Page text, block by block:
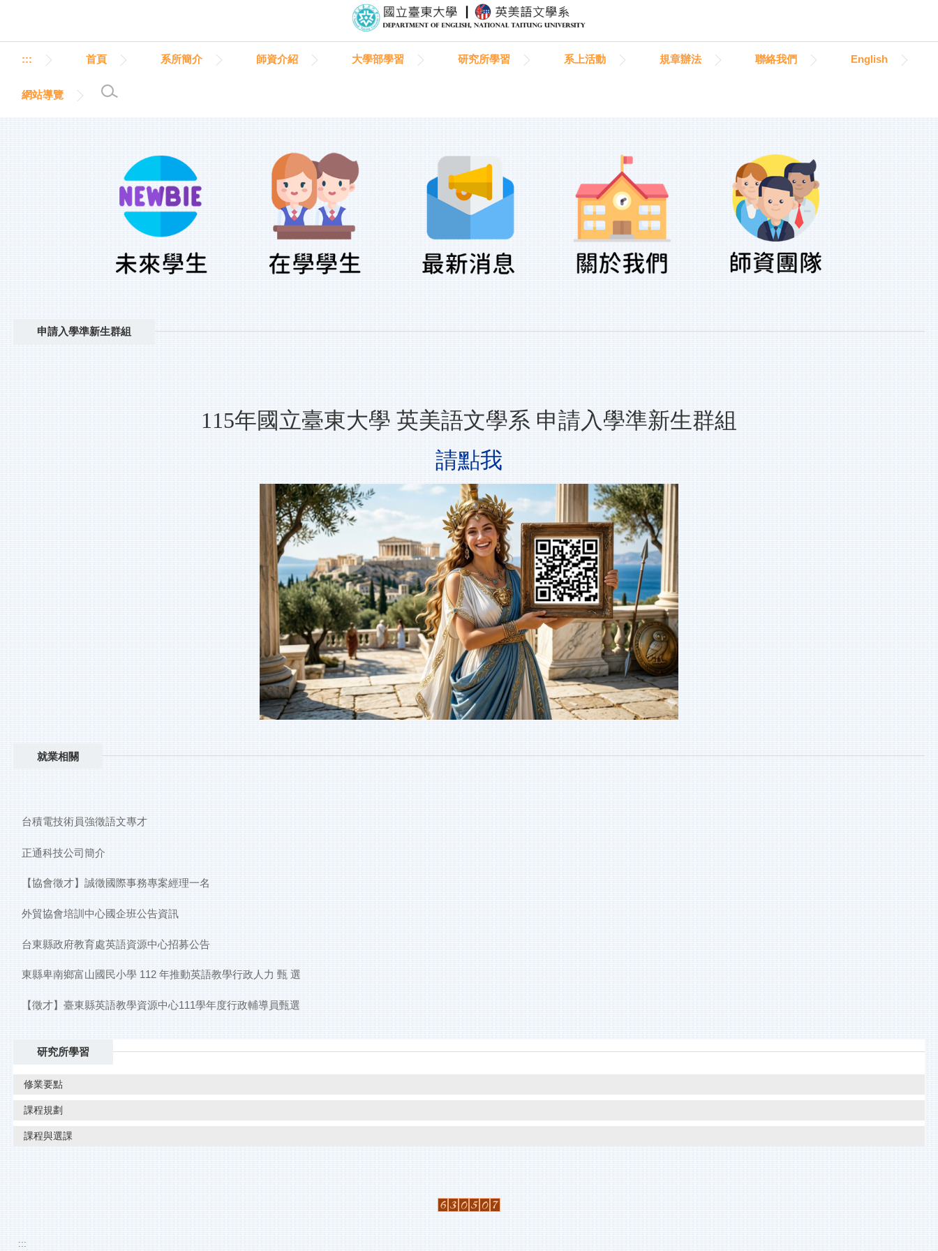
主
::: 首頁 系所簡介 師資介紹 大學部學習 研究所學習 系上活動 規章辦法 聯絡我們 English
網站導覽
申請入學準新生群組
115年國立臺東大學 英美語文學系 申請入學準新生群組
請點我
就業相關
台積電技術員強徵語文專才
正通科技公司簡介
【協會徵才】誠徵國際事務專案經理一名
外貿協會培訓中心國企班公告資訊
台東縣政府教育處英語資源中心招募公告
東縣卑南鄉富山國民小學 112 年推動英語教學行政人力 甄 選
【徵才】臺東縣英語教學資源中心111學年度行政輔導員甄選
研究所學習
修業要點
課程規劃
課程與選課
:::